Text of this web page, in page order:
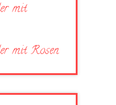
mit
mit Rosen